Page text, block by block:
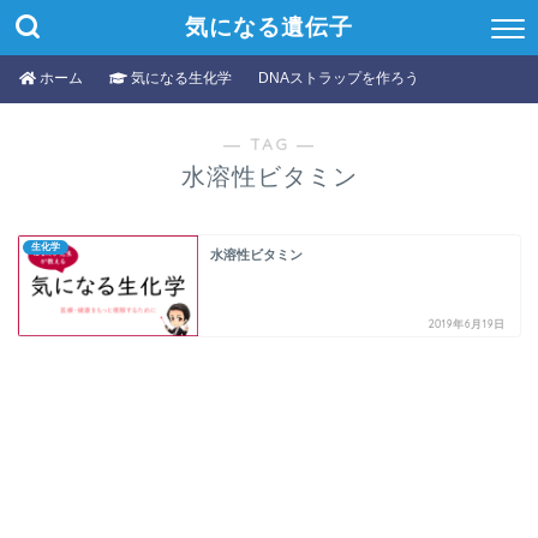
気になる遺伝子
ホーム 気になる生化学 DNAストラップを作ろう
― TAG ―
水溶性ビタミン
生化学
水溶性ビタミン
2019年6月19日